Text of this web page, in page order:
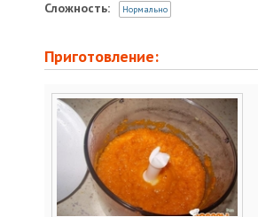
Сложность: Нормально
Приготовление: